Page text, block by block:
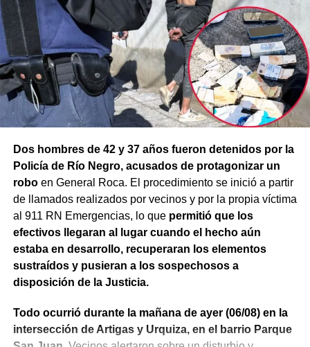
Dos hombres de 42 y 37 años fueron detenidos por la
Policía de Río Negro, acusados de protagonizar un
roboen General Roca. El procedimiento se inició a partir
de llamados realizados por vecinos y por la propia víctima
al 911 RN Emergencias, lo que permitió que los
efectivos llegaran al lugar cuando el hecho aún
estaba en desarrollo, recuperaran los elementos
sustraídos y pusieran a los sospechosos a
disposición de la Justicia.
Todo ocurrió durante la mañana de ayer (06/08) en la
intersección de Artigas y Urquiza, en el barrio Parque